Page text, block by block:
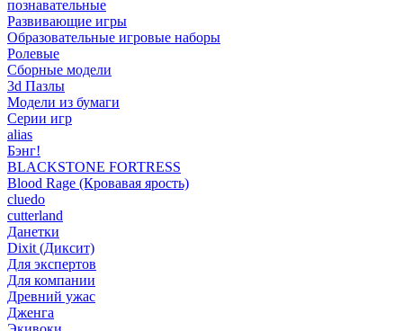
познавательные
Развивающие игры
Образовательные игровые наборы
Ролевые
Сборные модели
3d Пазлы
Модели из бумаги
Серии игр
alias
Бэнг!
BLACKSTONE FORTRESS
Blood Rage (Кровавая ярость)
cluedo
cutterland
Данетки
Dixit (Диксит)
Для экспертов
Для компании
Древний ужас
Дженга